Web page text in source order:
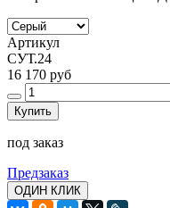
Артикул
СУТ.24
16 170 руб
Купить
под заказ
Предзаказ
ОДИН КЛИК